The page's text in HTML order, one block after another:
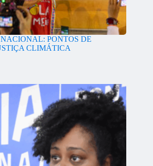
PONTOS DE
CLIMÁTICA